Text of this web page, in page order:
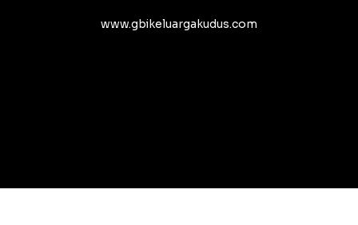
www.gbikeluargakudus.com